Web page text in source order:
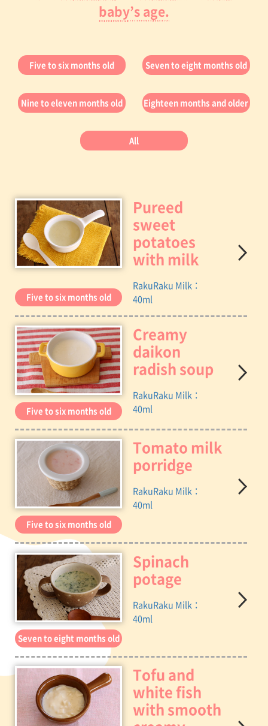
baby’s age.
Five to six months old Seven to eight months old
Nine to eleven months old Eighteen months and older
All
Pureed
sweet
potatoes
with milk
RakuRaku Milk：
40ml
Five to six months old
Creamy
daikon
radish soup
RakuRaku Milk：
40ml
Five to six months old
Tomato milk
porridge
RakuRaku Milk：
40ml
Five to six months old
Spinach
potage
RakuRaku Milk：
40ml
Seven to eight months old
Tofu and
white fish
with smooth